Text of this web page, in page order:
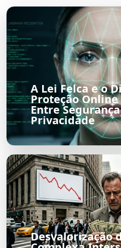
A Lei Felca e o
Proteção
Entre
Privacidade
Desvalorização